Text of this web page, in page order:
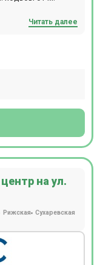
Читать далее
на ул.
Рижская
Сухаревская